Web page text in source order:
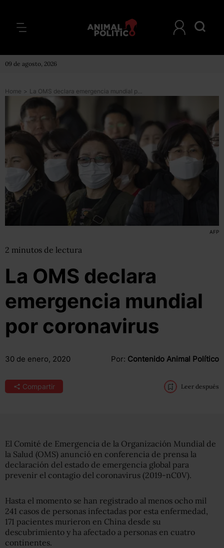
09 de agosto, 2026
Home > La OMS declara emergencia mundial por coronavirus
AFP
2 minutos de lectura
La OMS declara
emergencia mundial
por coronavirus
30 de enero, 2020 Por: Contenido Animal Político
Compartir Leer después
El Comité de Emergencia de la Organización Mundial de
la Salud (OMS) anunció en conferencia de prensa la
declaración del estado de emergencia global para
prevenir el contagio del coronavirus (2019-nC0V).
Hasta el momento se han registrado al menos ocho mil
241 casos de personas infectadas por esta enfermedad,
171 pacientes murieron en China desde su
descubrimiento y ha afectado a personas en cuatro
continentes.